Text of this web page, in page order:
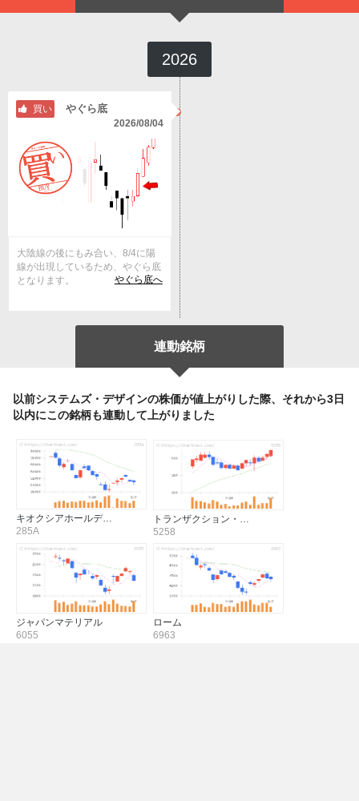
2026
買い やぐら底
2026/08/04
大陰線の後にもみ合い、8/4に陽
線が出現しているため、やぐら底
となります。
やぐら底へ
連動銘柄
以前システムズ・デザインの株価が値上がりした際、それから3日
以内にこの銘柄も連動して上がりました
キオクシアホールデ…
285A
トランザクション・…
5258
ジャパンマテリアル
6055
ローム
6963